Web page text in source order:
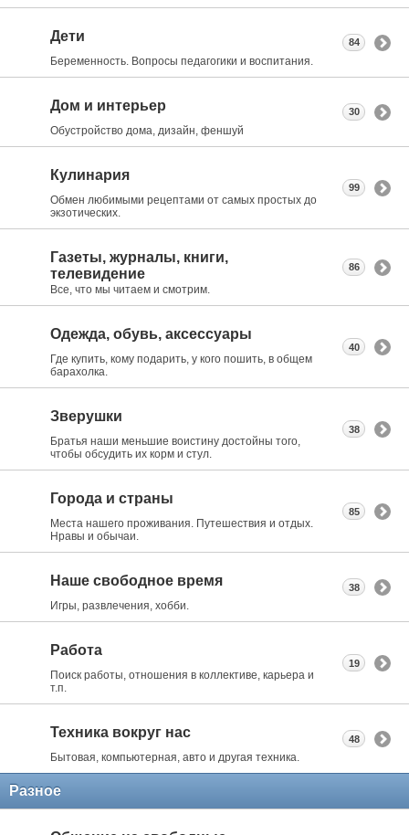
Дети
Беременность. Вопросы педагогики и воспитания.
84
Дом и интерьер
Обустройство дома, дизайн, феншуй
30
Кулинария
Обмен любимыми рецептами от самых простых до
экзотических.
99
Газеты, журналы, книги,
телевидение
Все, что мы читаем и смотрим.
86
Одежда, обувь, аксессуары
Где купить, кому подарить, у кого пошить, в общем
барахолка.
40
Зверушки
Братья наши меньшие воистину достойны того,
чтобы обсудить их корм и стул.
38
Города и страны
Места нашего проживания. Путешествия и отдых.
Нравы и обычаи.
85
Наше свободное время
Игры, развлечения, хобби.
38
Работа
Поиск работы, отношения в коллективе, карьера и
т.п.
19
Техника вокруг нас
Бытовая, компьютерная, авто и другая техника.
48
Разное